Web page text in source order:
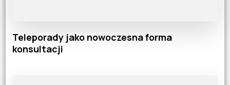
Teleporady jako nowoczesna forma
konsultacji